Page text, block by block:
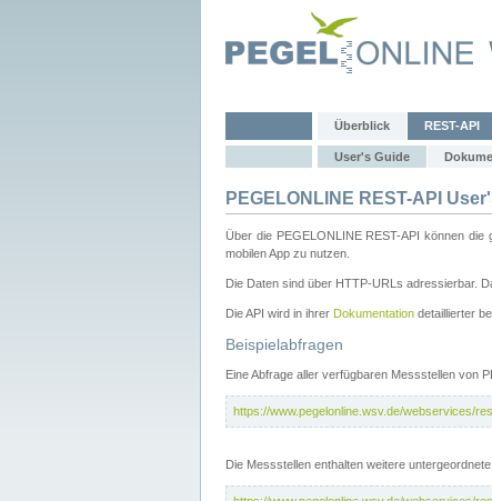
Überblick REST-API
User's Guide
PEGELONLINE REST-API
Über die PEGELONLINE REST-API können
mobilen App zu nutzen.
Die Daten sind über HTTP-URLs adressierbar.
Die API wird in ihrer Dokumentation detaillierter
Beispielabfragen
Eine Abfrage aller verfügbaren Messstellen von
https://www.pegelonline.wsv.de/webservices/
Die Messstellen enthalten weitere